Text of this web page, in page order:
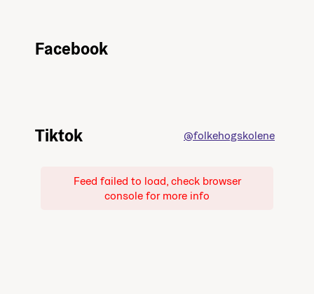
Facebook
Tiktok @folkehogskolene
Feed failed to load, check browser
console for more info